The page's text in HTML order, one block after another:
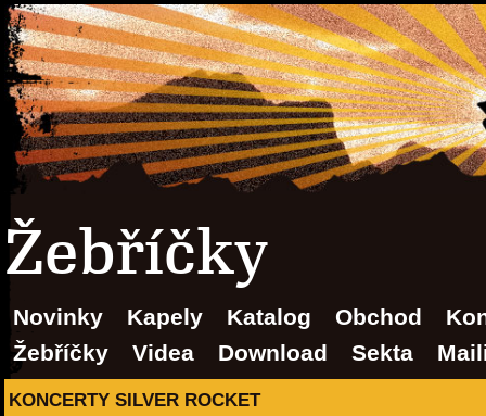
Žebříčky
Novinky Kapely Katalog Obchod
Žebříčky
Videa Download Sekta
KONCERTY SILVER ROCKET